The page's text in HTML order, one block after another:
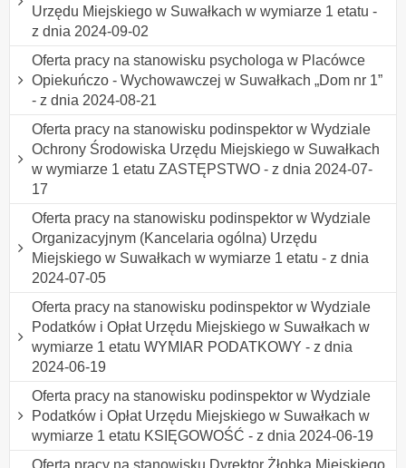
Urzędu Miejskiego w Suwałkach w wymiarze 1 etatu -
z dnia 2024-09-02
Oferta pracy na stanowisku psychologa w Placówce
Opiekuńczo - Wychowawczej w Suwałkach „Dom nr 1”
- z dnia 2024-08-21
Oferta pracy na stanowisku podinspektor w Wydziale
Ochrony Środowiska Urzędu Miejskiego w Suwałkach
w wymiarze 1 etatu ZASTĘPSTWO - z dnia 2024-07-
17
Oferta pracy na stanowisku podinspektor w Wydziale
Organizacyjnym (Kancelaria ogólna) Urzędu
Miejskiego w Suwałkach w wymiarze 1 etatu - z dnia
2024-07-05
Oferta pracy na stanowisku podinspektor w Wydziale
Podatków i Opłat Urzędu Miejskiego w Suwałkach w
wymiarze 1 etatu WYMIAR PODATKOWY - z dnia
2024-06-19
Oferta pracy na stanowisku podinspektor w Wydziale
Podatków i Opłat Urzędu Miejskiego w Suwałkach w
wymiarze 1 etatu KSIĘGOWOŚĆ - z dnia 2024-06-19
Oferta pracy na stanowisku Dyrektor Żłobka Miejskiego